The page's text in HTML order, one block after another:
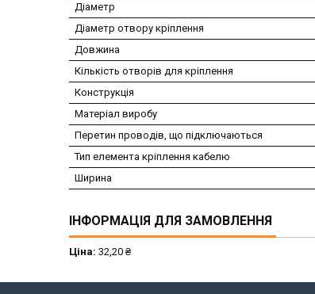
Діаметр
Діаметр отвору кріплення
Довжина
Кількість отворів для кріплення
Конструкція
Матеріал виробу
Перетин проводів, що підключаються
Тип елемента кріплення кабелю
Ширина
ІНФОРМАЦІЯ ДЛЯ ЗАМОВЛЕННЯ
Ціна: 32,20 ₴